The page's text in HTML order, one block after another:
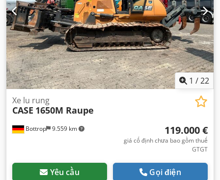
1 /22
Bottrop 9.559 km
Xe lu rung
CASE 1650M Raupe
119.000 €
giá cố định chưa bao gồm thuế
GTGT
Yêu cầu Gọi điện